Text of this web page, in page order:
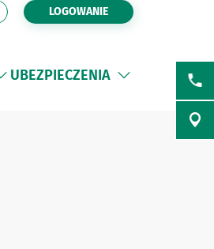
LOGOWANIE
UBEZPIECZENIA